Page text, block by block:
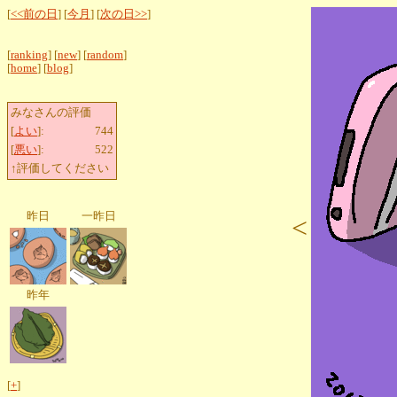
[<<前の日 ] [今月 ] [次の日>>]
[ranking] [new] [random]
[home] [blog]
みなさんの評価
[よい]:
744
[悪い]:
522
↑評価してください
昨日 一昨日
昨年
[+]
<